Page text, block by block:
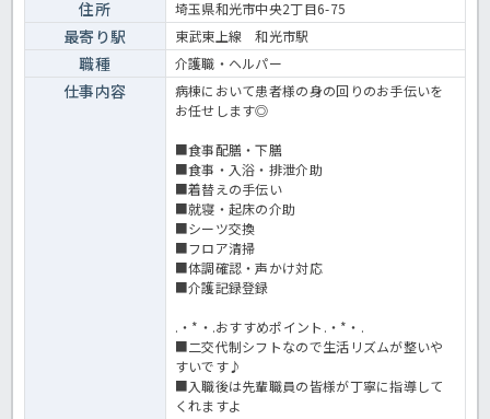
ています。病院での介護業務全般です。＜介護職 正職員 病院の求
住所 埼玉県和光市中央2丁目6-75
最寄り駅 東武東上線 和光市駅
職種 介護職・ヘルパー
仕事内容
病棟において患者様の身の回りのお手伝いを
お任せします◎
■食事配膳・下膳
■食事・入浴・排泄介助
■着替えの手伝い
■就寝・起床の介助
■シーツ交換
■フロア清掃
■体調確認・声かけ対応
■介護記録登録
.・*・.おすすめポイント.・*・.
■二交代制シフトなので生活リズムが整いや
すいです♪
■入職後は先輩職員の皆様が丁寧に指導して
くれますよ